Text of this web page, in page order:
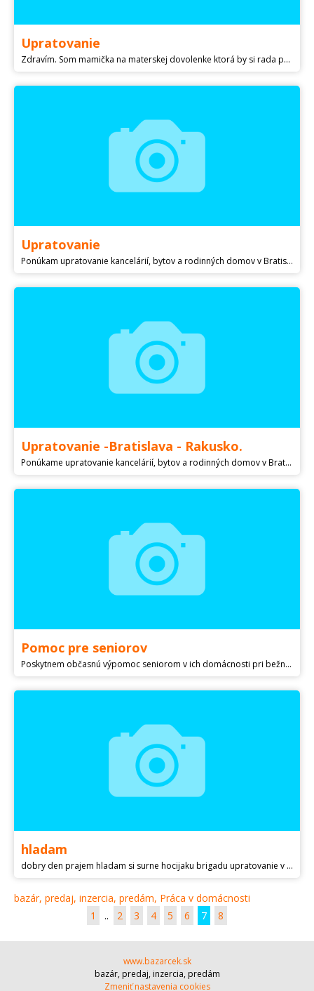
Upratovanie
Zdravím. Som mamička na materskej dovolenke ktorá by si rada pri vyrobila s upratovaním Vašej domácnosti od podláh až po okna za rozumné ceny v Trebišove. Ak nestíhaš a chceš mať čisto doma alebo v kancelárii tak sa mi ozvy určite sa dohodneme na cene a na čase.
Upratovanie
Ponúkam upratovanie kancelárií, bytov a rodinných domov v Bratislave i v blízskom okoli ..Práce Vám urobíme na základe Vašich požiadaviek. Umytie okien , výkladov, podláh , nábytku i sanity. Upraceme po maliaroch i po stavbaroch. Jednorazovo i pravidelne.Ak chcete umyt iba okna, alebo byt po nájomníkoch,zavolajte, cenu si dohodneme.Dakujem veľmi pekne
Upratovanie -Bratislava - Rakusko.
Ponúkame upratovanie kancelárií, bytov a rodinných domov v Bratislave i v blízskom Rakusku..Práce Vám urobíme na základe Vašich požiadaviek. Umytie okien , výkladov, podláh , nábytku i sanity. Upraceme po maliaroch i po stavbaroch. Jednorazovo i pravidelne.Ak chcete umyt iba okna, alebo byt po nájomníkoch,zavolajte, cenu si dohodneme.
Pomoc pre seniorov
Poskytnem občasnú výpomoc seniorom v ich domácnosti pri bežných domácich prácach,dohĺad,spoločnosť. Prípadne nakúpim a podobne. Prosím o serióznosť. Odmena dohodou.
hladam
dobry den prajem hladam si surne hocijaku brigadu upratovanie v domacnosti upratujem domy rodinne byti ..welnes kancelarie polikliniky operacne saly vserko co sa tika v domacnosti viem pozehlit vam pradlo aj oprat som spolahliva a viem sa svami vopred dohodnut na dni a case v rannych hodinach moja mzda na hodinu 5 eur budem sa tesit za kazdu.ponuku dakujem.krasne ????
bazár, predaj, inzercia, predám, Práca v domácnosti
1
.. 2 3 4 5 6 7 8
www.bazarcek.sk
bazár, predaj, inzercia, predám
Zmeniť nastavenia cookies